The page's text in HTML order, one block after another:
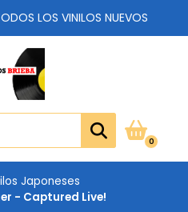
LOS VINILOS NUEVOS
0
Japoneses
- Captured Live!